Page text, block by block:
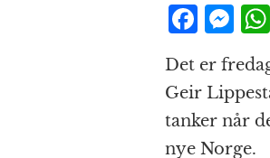
F
c
e
b
M
e
ss
e
n
Det er
Geir
tanker når
nye Norge.